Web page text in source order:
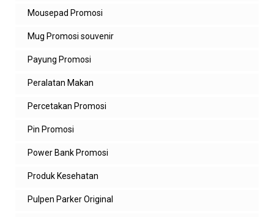
Mousepad Promosi
Mug Promosi souvenir
Payung Promosi
Peralatan Makan
Percetakan Promosi
Pin Promosi
Power Bank Promosi
Produk Kesehatan
Pulpen Parker Original